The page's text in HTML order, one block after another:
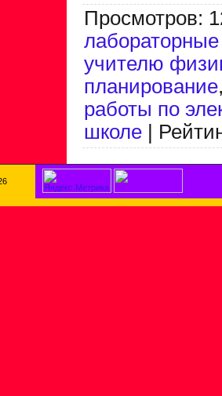
Просмотров:
учителю
планирование
работы по
школе |